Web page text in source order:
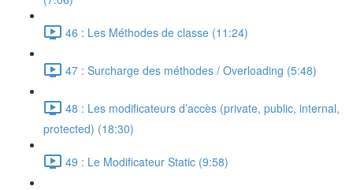
46 : Les Méthodes de classe (11:24)
47 : Surcharge des méthodes / Overloading (5:48)
48 : Les modificateurs d’accès (private, public, internal,
protected) (18:30)
49 : Le Modificateur Static (9:58)